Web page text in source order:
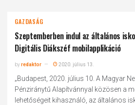
GAZDASÁG
Szeptemberben indul az általános
Digitális Diákszéf mobilapplikáció
byredaktor 2020. július 13.
„Budapest, 2020. július 10. A Magyar
Pénziránytű Alapítvánnyal közösen a
lehetőségeit kihasználó, az általános